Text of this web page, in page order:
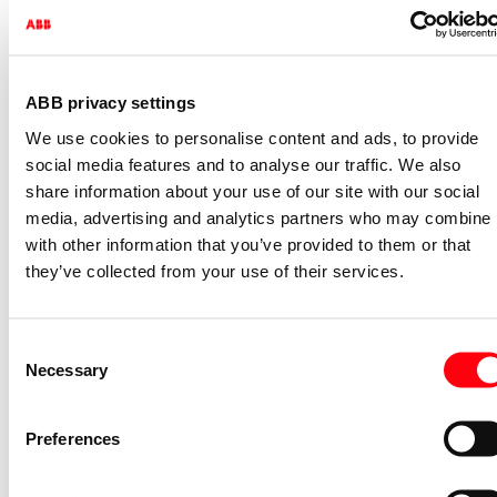
ABB privacy settings
We use cookies to personalise content and ads, to provide
social media features and to analyse our traffic. We also
share information about your use of our site with our social
media, advertising and analytics partners who may combine
with other information that you’ve provided to them or that
they’ve collected from your use of their services.
Selection
Necessary
Preferences
afdekraam hoekig 2v f-matwit
1722-884K
2CKA001754A4415
Niet voorraadhoudend - Courant
Afdekraam schakelmateriaal Future
afdekraam hoekig 1v f-matwit